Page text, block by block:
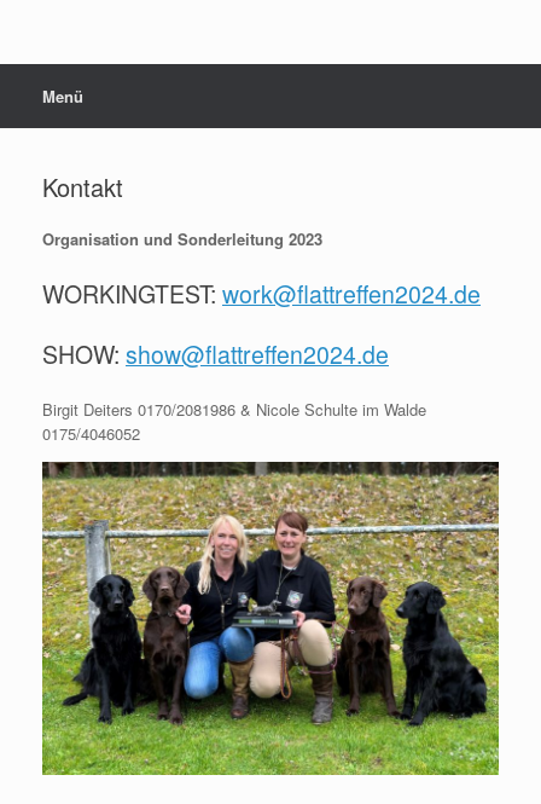
Menü
Kontakt
Organisation und Sonderleitung 2023
WORKINGTEST: work@flattreffen2024.de
SHOW: show@flattreffen2024.de
Birgit Deiters 0170/2081986 & Nicole Schulte im Walde
0175/4046052